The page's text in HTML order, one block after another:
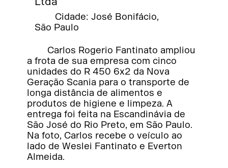
Cidade: José Bonifácio,
São Paulo
Carlos Rogerio Fantinato ampliou
a frota de sua empresa com cinco
unidades do R 450 6x2 da Nova
Geração Scania para o transporte de
longa distância de alimentos e
produtos de higiene e limpeza. A
entrega foi feita na Escandinávia de
São José do Rio Preto, em São Paulo.
Na foto, Carlos recebe o veículo ao
lado de Weslei Fantinato e Everton
Almeida.